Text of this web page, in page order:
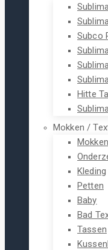
Subco
Hitte
Mokken /
Kleding
Petten
Baby
Bad
Tassen